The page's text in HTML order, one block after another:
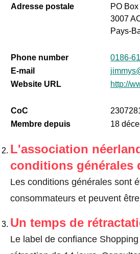
Adresse postale
PO
3007
Pays-
Phone number
0186-
E-mail
Website URL
http://
CoC
Membre depuis
18
L'association
conditions générales
Les conditions générales sont
consommateurs et peuvent
Un temps de
Le label de confiance